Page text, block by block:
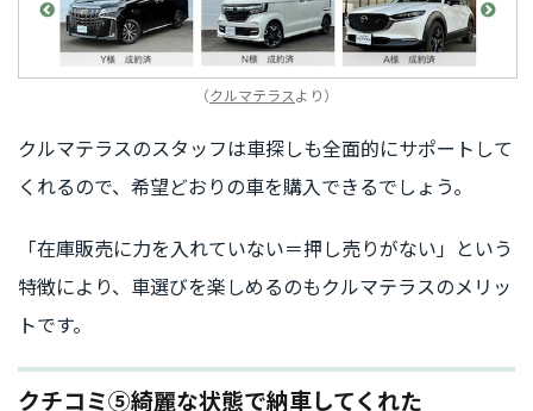
（クルマテラスより）
クルマテラスのスタッフは車探しも全面的にサポートして
くれるので、希望どおりの車を購入できるでしょう。
「在庫販売に力を入れていない＝押し売りがない」という
特徴により、車選びを楽しめるのもクルマテラスのメリッ
トです。
クチコミ⑤綺麗な状態で納車してくれた